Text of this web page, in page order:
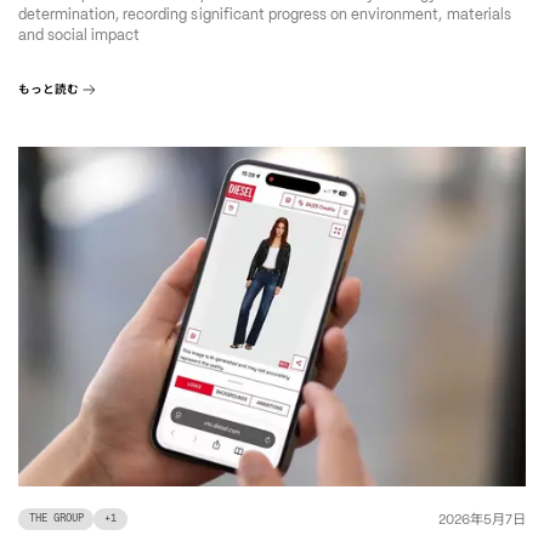
determination, recording significant progress on environment, materials
and social impact
もっと読む
THE GROUP +1 2026年5月7日